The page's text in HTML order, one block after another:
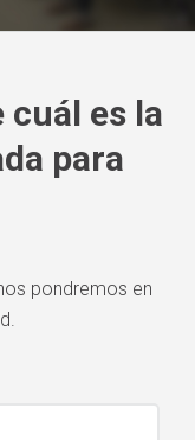
cuál es la
para
pondremos en